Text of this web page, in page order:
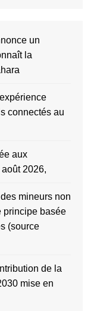
un
la
connectés au
aux
2026,
mineurs non
principe basée
(source
de la
mise en